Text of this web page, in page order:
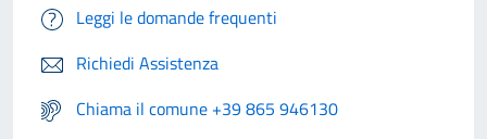
Leggi le domande frequenti
Richiedi Assistenza
Chiama il comune +39 865 946130